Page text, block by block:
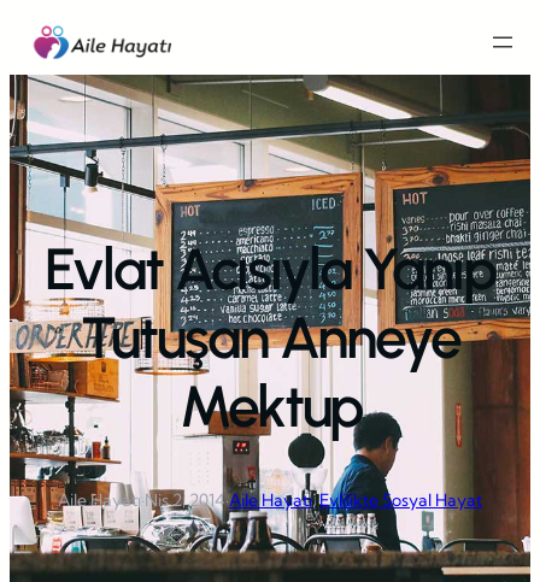
İçeriğe
geç
Evlat Acısıyla Yanıp
Tutuşan Anneye
Mektup
Aile Hayatı·Nis 2, 2014·Aile Hayatı, Evlilikte Sosyal Hayat